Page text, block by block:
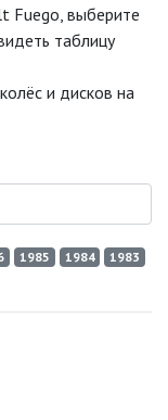
Fuego, выберите
таблицу
и дисков на
1985 1984
1983